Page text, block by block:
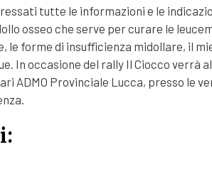
tutte le informazioni e le
osseo che serve per curare le
le forme di insufficienza midollare, il
In occasione del rally Il Ciocco verrà
ADMO Provinciale Lucca, presso le